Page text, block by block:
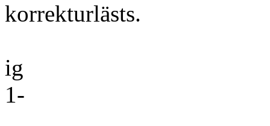
korrekturlästs.
ig
1-